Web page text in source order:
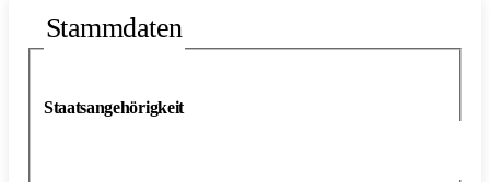
Stammdaten
Staatsangehörigkeit